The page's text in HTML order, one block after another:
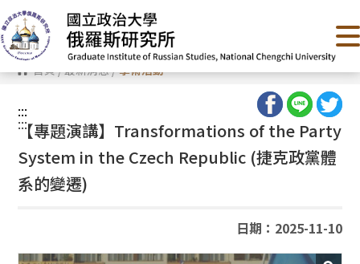
跳
到
主
要
內
容 首頁/最新消息/學術活動
:::
:::
【專題演講】 Transformations of the Party
System in the Czech Republic (捷克政黨體
系的變遷)
日期：2025-11-10